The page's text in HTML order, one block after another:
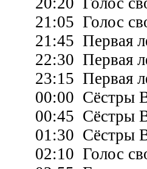
21:05 Голос
21:45 Первая
22:30 Первая
23:15 Первая
00:00 Сёстры
00:45 Сёстры
01:30 Сёстры
02:10 Голос